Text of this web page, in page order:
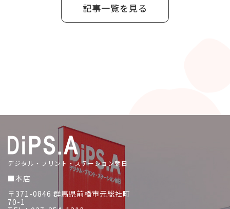
記事一覧を見る
デジタル・プリント・ステーション朝日
■本店
〒371-0846 群馬県前橋市元総社町
70-1